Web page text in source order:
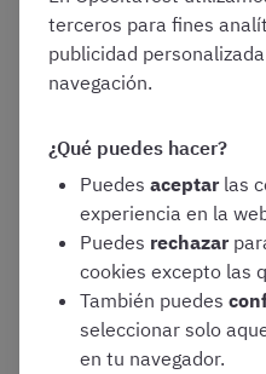
Se convocó un total de
terceros para fines
publicidad
navegación.
¿Qué puedes hacer?
Puedes aceptar las
experiencia en la
Puedes rechazar
cookies excepto las
También puedes
seleccionar solo
en tu navegador.